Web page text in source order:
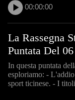
00:00:00
La Rassegna
Puntata Del
In questa puntata
esploriamo: -
sport ticinese. - I